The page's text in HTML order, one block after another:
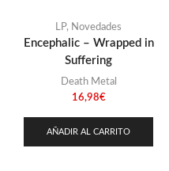
LP, Novedades
Encephalic – Wrapped in
Suffering
Death Metal
16,98€
AÑADIR AL CARRITO